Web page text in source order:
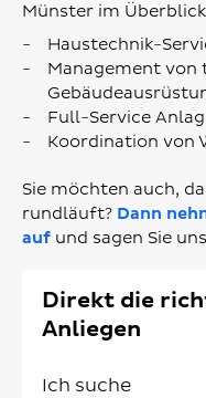
Münster im
Haustechnik-
Management von
Full-Service
Koordination von
Sie möchten auch,
rundläuft? Dann
auf und sagen Sie
Direkt die
Anliegen
Ich suche